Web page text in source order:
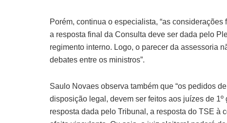
Porém, continua o especialista, “as
a resposta final da Consulta deve ser dada pelo
regimento interno. Logo, o parecer da assessoria
debates entre os ministros”.
Saulo Novaes observa também que “os pedidos
disposição legal, devem ser feitos aos juízes de
resposta dada pelo Tribunal, a resposta do TSE à